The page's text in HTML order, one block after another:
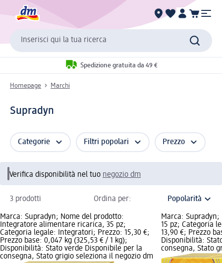
Inserisci qui la tua ricerca
Spedizione gratuita da 49 €
Homepage Marchi
Supradyn
Categorie Filtri popolari Prezzo
Verifica disponibilità nel tuo negozio dm
3 prodotti Ordina per:
Marca: Supradyn; Nome del prodotto:
Integratore alimentare ricarica, 35 pz;
Categoria legale: Integratori; Prezzo: 15,30 €;
Prezzo base: 0,047 kg (325,53 € / 1 kg);
Disponibilità: Stato verde Disponibile per la
consegna, Stato grigio seleziona il negozio dm
Marca:
15 pz; Categoria
13,90 €; Prezzo
Disponibilità:
consegna, Stato